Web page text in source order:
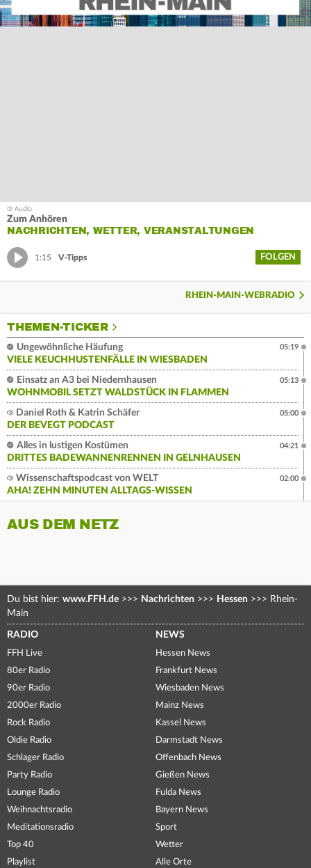
Zum Anhören
NACHRICHTEN, WETTER, VERANSTALTUNGEN
1:15 V-Tipps FOLGEN
RHEIN-MAIN-WEBRADIO
THEMEN-TICKER
Ungewöhnliche Häufung
VIELE KEUCHHUSTENFÄLLE IN WIESBADEN
05:19
Einsatz an A3 bei Niedernhausen
WOHNMOBIL SETZT WALDSTÜCK IN FLAMMEN
05:13
Daniel Roth & Katrin Schäfer
DER BEVEGT PODCAST
05:00
Alles in lustigen Kostümen
DRITTES BADEWANNENRENNEN IN GELNHAUSEN
04:21
Wissenschaftspodcast von WELT
AHA! ZEHN MINUTEN ALLTAGS-WISSEN
02:00
AUS DEM NETZ
Du bist hier: www.FFH.de >>> Nachrichten >>> Hessen >>> Rhein-
Main
RADIO
FFH Live
80er Radio
90er Radio
2000er Radio
Rock Radio
Oldie Radio
Schlager Radio
Party Radio
Lounge Radio
Weihnachtsradio
Meditationsradio
Top 40
Playlist
NEWS
Hessen News
Frankfurt News
Wiesbaden News
Mainz News
Kassel News
Darmstadt News
Offenbach News
Gießen News
Fulda News
Bayern News
Sport
Wetter
Alle Orte